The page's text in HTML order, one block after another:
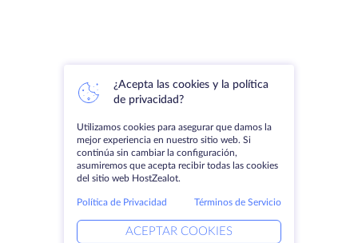
¿Acepta las cookies y la política
de privacidad?
Utilizamos cookies para asegurar que damos la
mejor experiencia en nuestro sitio web. Si
continúa sin cambiar la configuración,
asumiremos que acepta recibir todas las cookies
del sitio web HostZealot.
Política de Privacidad Términos de Servicio
ACEPTAR COOKIES